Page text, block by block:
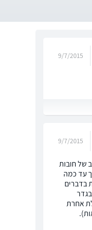
9/7/2015
9/7/2015
של חובות
עד כמה
בדברים
אחרת